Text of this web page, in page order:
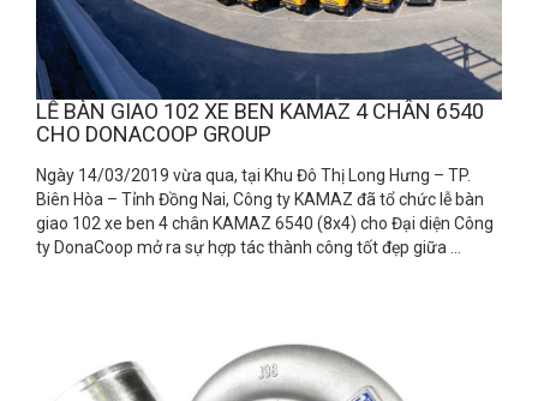
LỄ BÀN GIAO 102 XE BEN KAMAZ 4 CHÂN 6540
CHO DONACOOP GROUP
Ngày 14/03/2019 vừa qua, tại Khu Đô Thị Long Hưng – TP.
Biên Hòa – Tỉnh Đồng Nai, Công ty KAMAZ đã tổ chức lễ bàn
giao 102 xe ben 4 chân KAMAZ 6540 (8x4) cho Đại diện Công
ty DonaCoop mở ra sự hợp tác thành công tốt đẹp giữa ...